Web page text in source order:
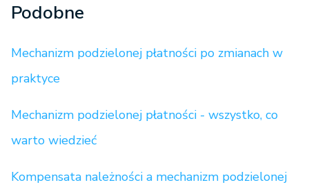
Podobne
Mechanizm podzielonej płatności po zmianach w
praktyce
Mechanizm podzielonej płatności - wszystko, co
warto wiedzieć
Kompensata należności a mechanizm podzielonej